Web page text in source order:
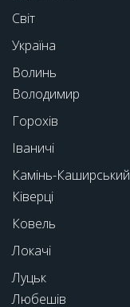
Світ
Україна
Волинь
Володимир
Горохів
Іваничі
Камінь-Каширський
Ківерці
Ковель
Локачі
Луцьк
Любешів